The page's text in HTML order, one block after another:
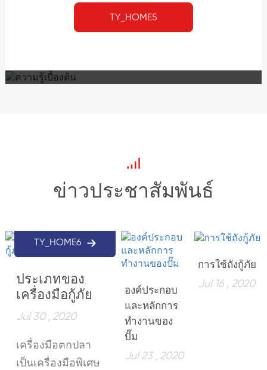
TY_HOME5
บริษัทของเรามีความเชี่ยวชาญใน
เครื่องจักรรวมถึงทุกชนิดของปั๊ม
โคลนปั๊มโคลนปั๊มโคลนฯลฯ
ข่าวประชาสัมพันธ์
TY_HOME6
ประเภทของ
เครื่องมือกู้ภัย
Jul 30 , 2020
เครื่องมือตกปลา
เป็นเครื่องมือพิเศษ
องค์ประกอบ
และหลักการ
ทำงานของ
ปั๊ม
Jul 23 , 2020
การใช้ถังกู้ภัย
Jul 16 , 2020